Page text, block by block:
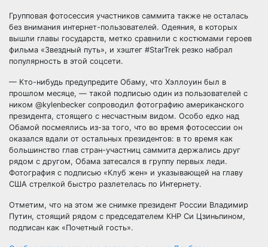
Групповая фотосессия участников саммита также не осталась
без внимания интернет-пользователей. Одеяния, в которых
вышли главы государств, метко сравнили с костюмами героев
фильма «Звездный путь», и хэштег #StarTrek резко набрал
популярность в этой соцсети.
— Кто-нибудь предупредите Обаму, что Хэллоуин был в
прошлом месяце, — такой подписью один из пользователей с
ником @kylenbecker сопроводил фотографию американского
президента, стоящего с несчастным видом. Особо едко над
Обамой посмеялись из-за того, что во время фотосессии он
оказался вдали от остальных президентов: в то время как
большинство глав стран-участниц саммита держались друг
рядом с другом, Обама затесался в группу первых леди.
Фотография с подписью «Клуб жен» и указывающей на главу
США стрелкой быстро разлетелась по Интернету.
Отметим, что на этом же снимке президент России Владимир
Путин, стоящий рядом с председателем КНР Си Цзиньпином,
подписан как «Почетный гость».